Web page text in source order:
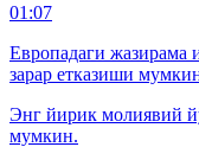
01:07
Европадаги жазирама
зарар етказиши
Энг йирик молиявий
мумкин.